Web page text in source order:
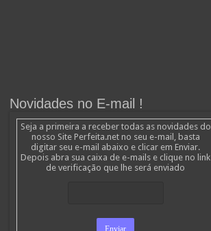
Novidades no E-mail !
Seja a primeira a receber todas as novidades do
nosso Site Perfeita.net no seu e-mail, basta
digitar seu e-mail abaixo e clicar em Enviar.
Depois abra sua caixa de e-mails e clique no link
de verificação que lhe será enviado